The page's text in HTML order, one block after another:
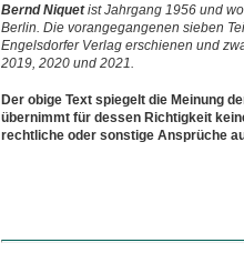
Bernd Niquetist Jahrgang 1956 und
Berlin. Die vorangegangenen sieben
Engelsdorfer Verlag erschienen und
2019, 2020 und 2021.
Der obige Text spiegelt die Meinung
übernimmt für dessen Richtigkeit
rechtliche oder sonstige Ansprüche